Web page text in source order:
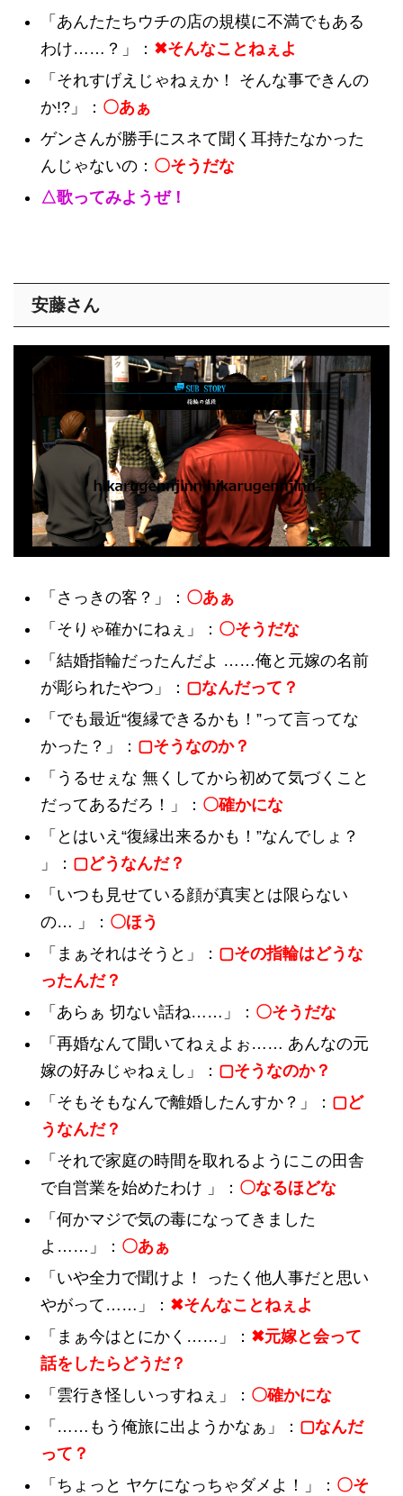
「あんたたちウチの店の規模に不満でもある
わけ……？」： ✖そんなことねぇよ
「それすげえじゃねぇか！ そんな事できんの
か!?」： 〇あぁ
ゲンさんが勝手にスネて聞く耳持たなかった
んじゃないの： 〇そうだな
△歌ってみようぜ！
安藤さん
「さっきの客？」： 〇あぁ
「そりゃ確かにねぇ」： 〇そうだな
「結婚指輪だったんだよ ……俺と元嫁の名前
が彫られたやつ」： ▢なんだって？
「でも最近“復縁できるかも！”って言ってな
かった？」： ▢そうなのか？
「うるせぇな 無くしてから初めて気づくこと
だってあるだろ！」： 〇確かにな
「とはいえ“復縁出来るかも！”なんでしょ？
」： ▢どうなんだ？
「いつも見せている顔が真実とは限らない
の… 」： 〇ほう
「まぁそれはそうと」： ▢その指輪はどうな
ったんだ？
「あらぁ 切ない話ね……」： 〇そうだな
「再婚なんて聞いてねぇよぉ…… あんなの元
嫁の好みじゃねぇし」： ▢そうなのか？
「そもそもなんで離婚したんすか？」： ▢ど
うなんだ？
「それで家庭の時間を取れるようにこの田舎
で自営業を始めたわけ 」： 〇なるほどな
「何かマジで気の毒になってきました
よ……」： 〇あぁ
「いや全力で聞けよ！ ったく他人事だと思い
やがって……」： ✖そんなことねぇよ
「まぁ今はとにかく……」： ✖元嫁と会って
話をしたらどうだ？
「雲行き怪しいっすねぇ」： 〇確かにな
「……もう俺旅に出ようかなぁ」： ▢なんだ
って？
「ちょっと ヤケになっちゃダメよ！」： 〇そ